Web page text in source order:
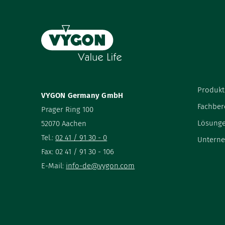
VYGON Germany GmbH
Prager Ring 100
52070 Aachen
Tel.: 02 41 / 91 30 - 0
Fax: 02 41 / 91 30 - 106
E-Mail: info-de@vygon.com